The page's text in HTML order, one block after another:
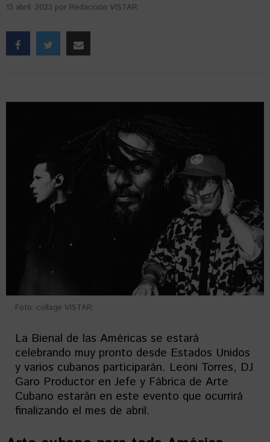
13 abril, 2023 por Redacción VISTAR
Foto: collage VISTAR.
La Bienal de las Américas se estará
celebrando muy pronto desde Estados Unidos
y varios cubanos participarán. Leoni Torres, DJ
Garo Productor en Jefe y Fábrica de Arte
Cubano estarán en este evento que ocurrirá
finalizando el mes de abril.